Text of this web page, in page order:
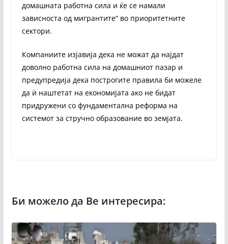
домашната работна сила и ќе се намали
зависноста од мигрантите“ во приоритетните
сектори.
Компаниите изјавија дека не можат да најдат
доволно работна сила на домашниот пазар и
предупредија дека построгите правила би можеле
да ѝ наштетат на економијата ако не бидат
придружени со фундаментална реформа на
системот за стручно образование во земјата.